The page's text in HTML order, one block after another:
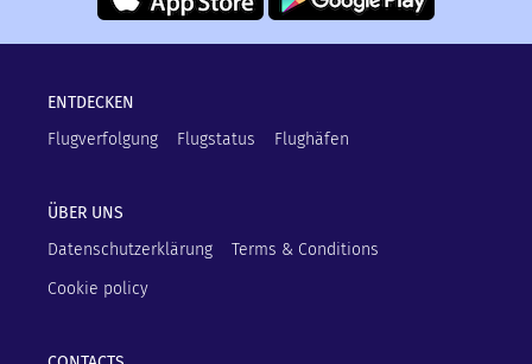
ENTDECKEN
Flugverfolgung
Flugstatus Flughäfen
ÜBER UNS
Datenschutzerklärung
Terms & Conditions
Cookie policy